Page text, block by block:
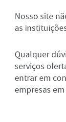
Nosso site
as
Qualquer
serviços
entrar em
empresas